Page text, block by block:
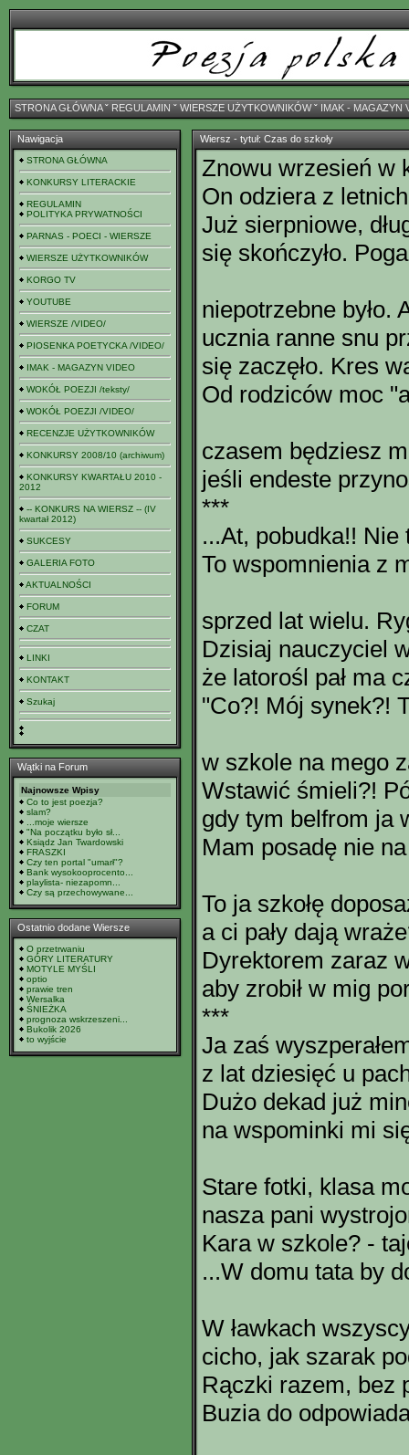
STRONA GŁÓWNAˇ REGULAMIN ˇ WIERSZE UŻYTKOWNIKÓWˇ IMAK - MAGAZYN
Nawigacja
STRONA GŁÓWNA
KONKURSY LITERACKIE
REGULAMIN
POLITYKA PRYWATNOŚCI
PARNAS - POECI - WIERSZE
WIERSZE UŻYTKOWNIKÓW
KORGO TV
YOUTUBE
WIERSZE /VIDEO/
PIOSENKA POETYCKA /VIDEO/
IMAK - MAGAZYN VIDEO
WOKÓŁ POEZJI /teksty/
WOKÓŁ POEZJI /VIDEO/
RECENZJE UŻYTKOWNIKÓW
KONKURSY 2008/10 (archiwum)
KONKURSY KWARTAŁU 2010 -
2012
-- KONKURS NA WIERSZ -- (IV
kwartał 2012)
SUKCESY
GALERIA FOTO
AKTUALNOŚCI
FORUM
CZAT
LINKI
KONTAKT
Szukaj
Wątki na Forum
Najnowsze Wpisy
Co to jest poezja?
slam?
...moje wiersze
"Na początku było sł...
Ksiądz Jan Twardowski
FRASZKI
Czy ten portal "umarł"?
Bank wysokooprocento...
playlista- niezapomn...
Czy są przechowywane...
Ostatnio dodane Wiersze
O przetrwaniu
GÓRY LITERATURY
MOTYLE MYŚLI
optio
prawie tren
Wersalka
ŚNIEŻKA
prognoza wskrzeszeni...
Bukolik 2026
to wyjście
Wiersz - tytuł: Czas do szkoły
Znowu wrzesień w
On odziera z
Już sierpniowe,
się skończyło.
niepotrzebne było.
ucznia ranne snu
się zaczęło. Kres
Od rodziców moc
czasem będziesz
jeśli endeste
***
...At, pobudka!! Nie
To wspomnienia z
sprzed lat wielu.
Dzisiaj nauczyciel
że latorośl pał ma
"Co?! Mój synek?!
w szkole na mego
Wstawić śmieli?!
gdy tym belfrom ja
Mam posadę nie
To ja szkołę
a ci pały dają
Dyrektorem zaraz
aby zrobił w mig
***
Ja zaś
z lat dziesięć u
Dużo dekad już
na wspominki mi
Stare fotki, klasa
nasza pani
Kara w szkole? -
...W domu tata by
W ławkach
cicho, jak szarak
Rączki razem, bez
Buzia do